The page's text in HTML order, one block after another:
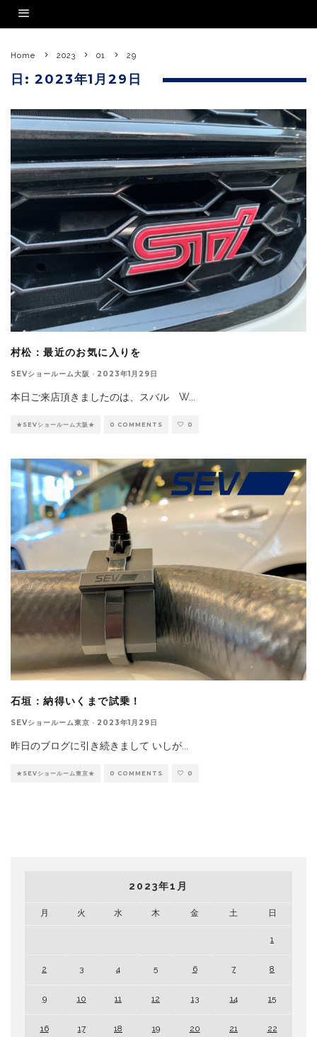
Home 2023 01 29
日:2023年1月29日
村松：最近のお気に入りを
SEVショールーム大阪 · 2023年1月29日
本日ご来店頂きましたのは、スバル W...
★SEVショールーム大阪★ 0 COMMENTS 0
石垣：納得いくまで試乗！
SEVショールーム東京 · 2023年1月29日
昨日のブログに引き続きまして いしが
★SEVショールーム東京★ 0 COMMENTS 0
2023年1月
月 火 水 木 金 土 日
1
2 3 4 5 6 7 8
9 10 11 12 13 14 15
16 17 18 19 20 21 22